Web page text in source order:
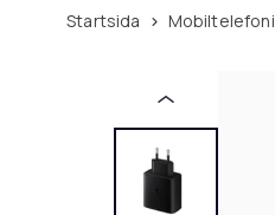
Startsida Mobiltelefoni